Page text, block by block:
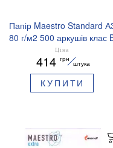
Папір Maestro Standard
80 г/м2 500 аркушів клас
Словаччина
A3.80.Maestro.Standart
Ціна
414 грн
штука
КУПИТИ